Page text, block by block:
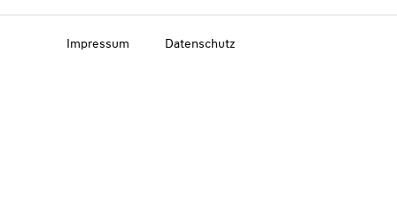
Impressum Datenschutz